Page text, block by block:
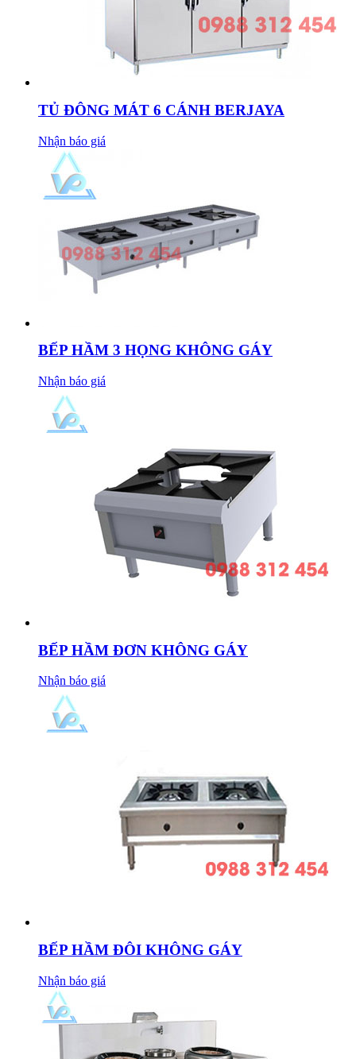
TỦ ĐÔNG MÁT 6 CÁNH BERJAYA
Nhận báo giá
BẾP HẦM 3 HỌNG KHÔNG GÁY
Nhận báo giá
BẾP HẦM ĐƠN KHÔNG GÁY
Nhận báo giá
BẾP HẦM ĐÔI KHÔNG GÁY
Nhận báo giá